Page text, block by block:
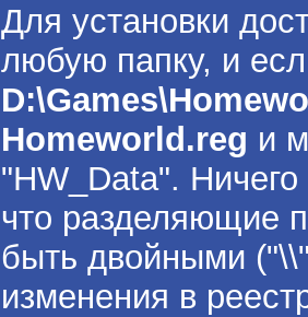
Для установки
любую папку, и
Homeworld.reg и
"HW_Data".
что разделяющие
быть двойными
изменения в